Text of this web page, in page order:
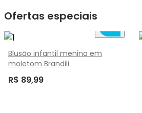
Ofertas especiais
Blusão infantil menina em
moletom Brandili
R$ 89,99